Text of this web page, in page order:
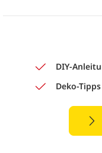
DIY-
Deko-Tipps